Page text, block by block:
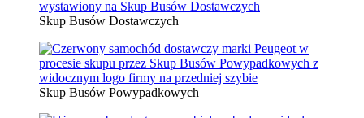
Skup Busów Dostawczych
Skup Busów Powypadkowych